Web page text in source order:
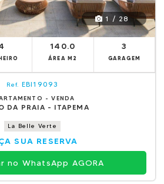
1 / 28
140.0
ÁREA M2
3
GARAGEM
Ref. EBI19093
- VENDA
DA PRAIA - ITAPEMA
La Belle Verte
SUA RESERVA
no WhatsApp AGORA